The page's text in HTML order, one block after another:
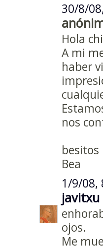
30/8/
Hola
A mi
haber
nos
besitos
Bea
1/9/08,
javitxu
ojos.
Me